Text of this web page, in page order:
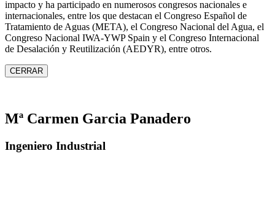
impacto y ha participado en numerosos congresos nacionales e
internacionales, entre los que destacan el Congreso Español de
Tratamiento de Aguas (META), el Congreso Nacional del Agua, el
Congreso Nacional IWA‑YWP Spain y el Congreso Internacional
de Desalación y Reutilización (AEDYR), entre otros.
CERRAR
Mª Carmen Garcia Panadero
Ingeniero Industrial